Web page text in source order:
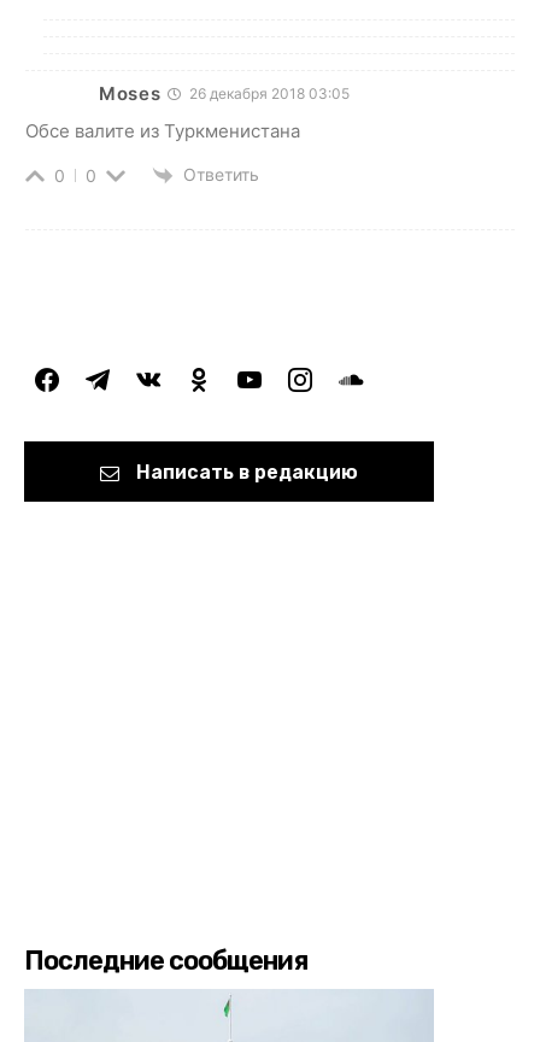
Moses 26 декабря 2018 03:05
Обсе валите из Туркменистана
0 0 Ответить
facebooktelegramvkontakteodnoklassniki
youtubeinstagramsoundcloud
Написать в редакцию
Последние сообщения